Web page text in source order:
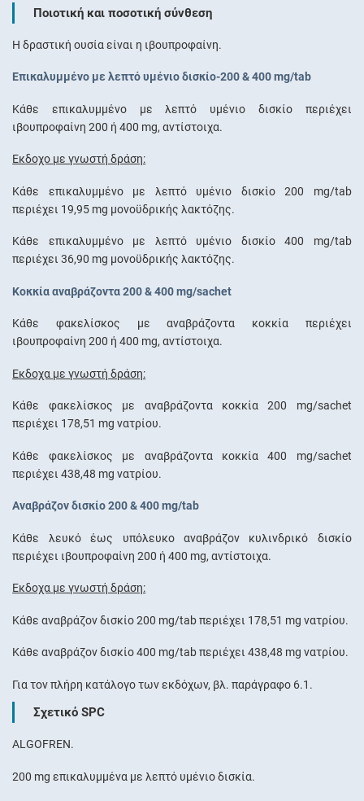
Ποιοτική και ποσοτική σύνθεση
Η δραστική ουσία είναι η ιβουπροφαίνη.
Επικαλυμμένο με λεπτό υμένιο δισκίο-200 & 400 mg/tab
Κάθε επικαλυμμένο με λεπτό υμένιο δισκίο περιέχει
ιβουπροφαίνη 200 ή 400 mg, αντίστοιχα.
Έκδοχο με γνωστή δράση:
Κάθε επικαλυμμένο με λεπτό υμένιο δισκίο 200 mg/tab
περιέχει 19,95 mg μονοϋδρικής λακτόζης.
Κάθε επικαλυμμένο με λεπτό υμένιο δισκίο 400 mg/tab
περιέχει 36,90 mg μονοϋδρικής λακτόζης.
Κοκκία αναβράζοντα 200 & 400 mg/sachet
Κάθε φακελίσκος με αναβράζοντα κοκκία περιέχει
ιβουπροφαίνη 200 ή 400 mg, αντίστοιχα.
Έκδοχα με γνωστή δράση:
Κάθε φακελίσκος με αναβράζοντα κοκκία 200 mg/sachet
περιέχει 178,51 mg νατρίου.
Κάθε φακελίσκος με αναβράζοντα κοκκία 400 mg/sachet
περιέχει 438,48 mg νατρίου.
Αναβράζον δισκίο 200 & 400 mg/tab
Κάθε λευκό έως υπόλευκο αναβράζον κυλινδρικό δισκίο
περιέχει ιβουπροφαίνη 200 ή 400 mg, αντίστοιχα.
Έκδοχα με γνωστή δράση:
Κάθε αναβράζον δισκίο 200 mg/tab περιέχει 178,51 mg νατρίου.
Κάθε αναβράζον δισκίο 400 mg/tab περιέχει 438,48 mg νατρίου.
Για τον πλήρη κατάλογο των εκδόχων, βλ. παράγραφο 6.1.
Σχετικό SPC
ALGOFREN.
200 mg επικαλυμμένα με λεπτό υμένιο δισκία.